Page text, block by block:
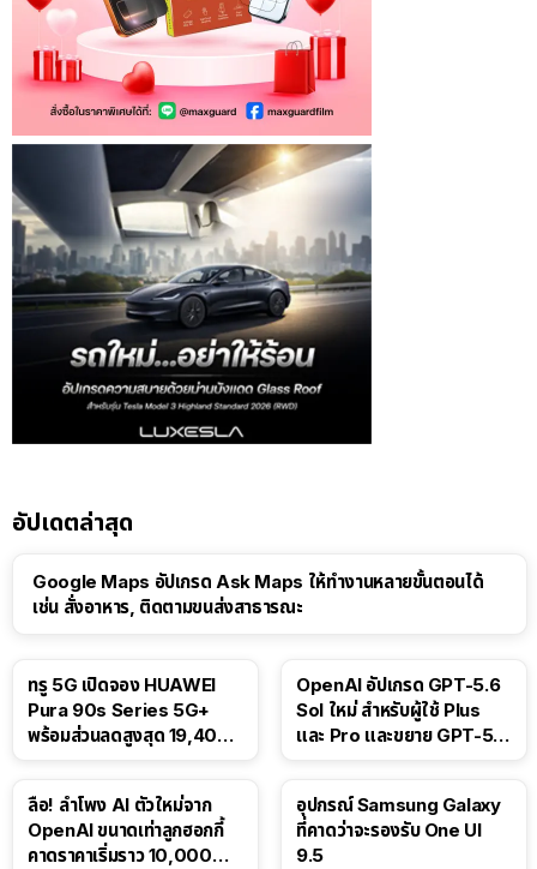
อัปเดตล่าสุด
Google Maps อัปเกรด Ask Maps ให้ทำงานหลายขั้นตอนได้
เช่น สั่งอาหาร, ติดตามขนส่งสาธารณะ
ทรู 5G เปิดจอง HUAWEI
Pura 90s Series 5G+
พร้อมส่วนลดสูงสุด 19,400
OpenAI อัปเกรด GPT-5.6
Sol ใหม่ สำหรับผู้ใช้ Plus
และ Pro และขยาย GPT-5.6
ลือ! ลำโพง AI ตัวใหม่จาก
OpenAI ขนาดเท่าลูกฮอกกี้
คาดราคาเริ่มราว 10,000
อุปกรณ์ Samsung Galaxy
ที่คาดว่าจะรองรับ One UI
9.5